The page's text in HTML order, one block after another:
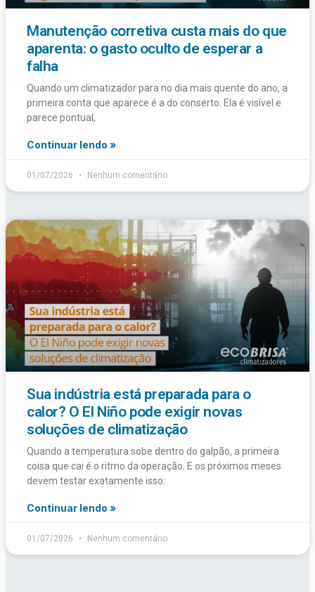
Manutenção corretiva custa mais do que
aparenta: o gasto oculto de esperar a
falha
Quando um climatizador para no dia mais quente do ano, a
primeira conta que aparece é a do conserto. Ela é visível e
parece pontual,
Continuar lendo »
01/07/2026 Nenhum comentário
Sua indústria está preparada para o
calor? O El Niño pode exigir novas
soluções de climatização
Quando a temperatura sobe dentro do galpão, a primeira
coisa que cai é o ritmo da operação. E os próximos meses
devem testar exatamente isso:
Continuar lendo »
01/07/2026 Nenhum comentário